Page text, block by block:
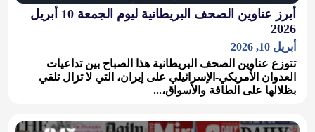
أبرز عناوين الصحف البريطانية ليوم الجمعة 10 أبريل
2026
أبريل 10, 2026
تتوزع عناوين الصحف البريطانية هذا الصباح بين تداعيات
العدوان الأمريكي-الإسرائيلي على إيران، التي لا تزال تلقي
بظلالها على الطاقة والأسواق،...